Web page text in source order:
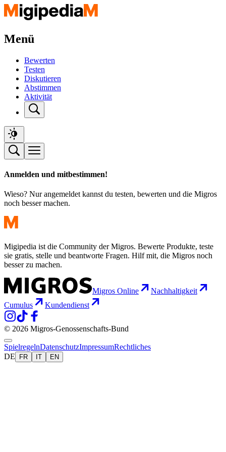
Menü
Bewerten
Testen
Diskutieren
Abstimmen
Aktivität
Anmelden und mitbestimmen!
Wieso? Nur angemeldet kannst du testen, bewerten und die Migros
noch besser machen.
Migipedia ist die Community der Migros. Bewerte Produkte, teste
sie gratis, stelle und beantworte Fragen. Hilf mit, die Migros noch
besser zu machen.
Migros Online
Nachhaltigkeit
Cumulus
Kundendienst
© 2026 Migros-Genossenschafts-Bund
SpielregelnDatenschutzImpressumRechtliches
DE
FR IT EN